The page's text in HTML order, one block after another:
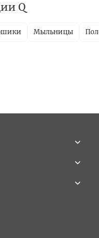
Q
Мыльницы